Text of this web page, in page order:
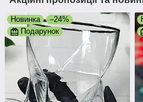
Новинка
–24%
Подарунок